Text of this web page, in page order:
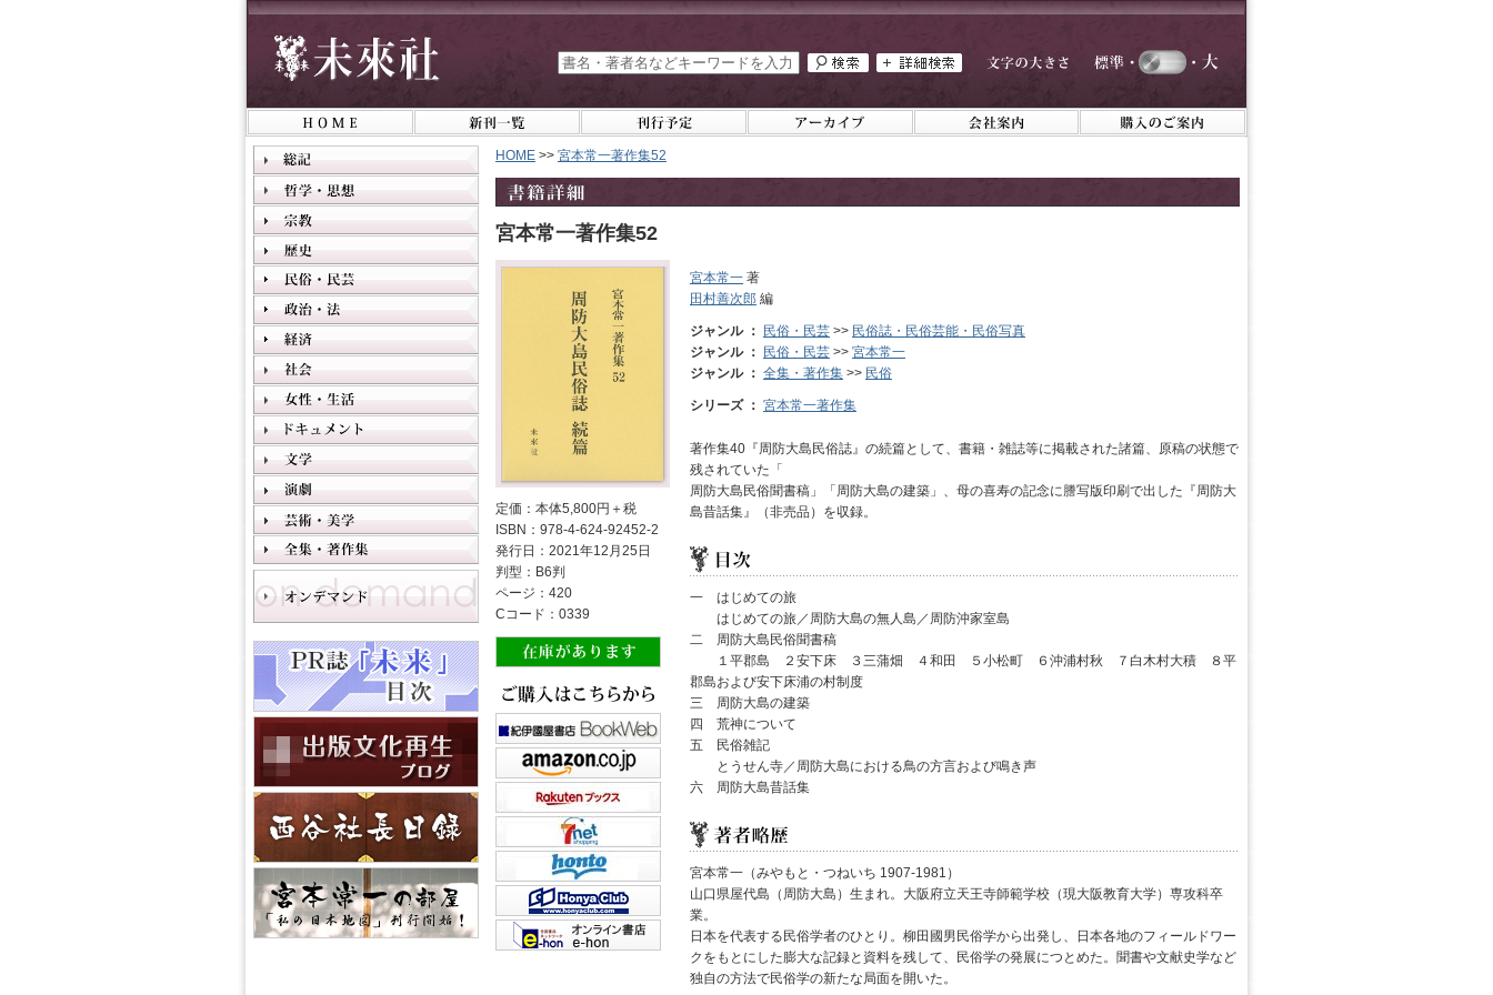
HOME >> 宮本常一著作集52
宮本常一著作集52
定価：本体5,800円＋税
ISBN：978-4-624-92452-2
発行日：2021年12月25日
判型：B6判
ページ：420
Cコード：0339
宮本常一 著
田村善次郎 編
ジャンル ： 民俗・民芸 >> 民俗誌・民俗芸能・民俗写真
ジャンル ：
民俗・民芸 >> 宮本常一
ジャンル ： 全集・著作集 >> 民俗
シリーズ ： 宮本常一著作集
著作集40『周防大島民俗誌』の続篇として、書籍・雑誌等に掲載された諸篇、原稿の状態で
残されていた「
周防大島民俗聞書稿」「周防大島の建築」、母の喜寿の記念に謄写版印刷で出した『周防大
島昔話集』（非売品）を収録。
一 はじめての旅
はじめての旅／周防大島の無人島／周防沖家室島
二 周防大島民俗聞書稿
１平郡島 ２安下床 ３三蒲畑 ４和田 ５小松町 ６沖浦村秋 ７白木村大積 ８平
郡島および安下床浦の村制度
三 周防大島の建築
四 荒神について
五 民俗雑記
とうせん寺／周防大島における鳥の方言および鳴き声
六 周防大島昔話集
宮本常一（みやもと・つねいち 1907-1981）
山口県屋代島（周防大島）生まれ。大阪府立天王寺師範学校（現大阪教育大学）専攻科卒
業。
日本を代表する民俗学者のひとり。柳田國男民俗学から出発し、日本各地のフィールドワー
クをもとにした膨大な記録と資料を残して、民俗学の発展につとめた。聞書や文献史学など
独自の方法で民俗学の新たな局面を開いた。